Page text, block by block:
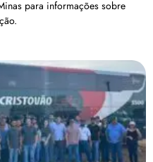
para informações sobre